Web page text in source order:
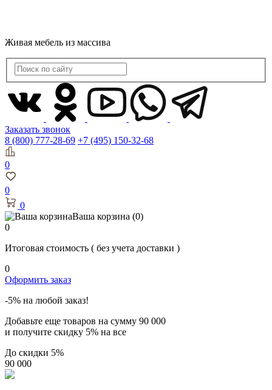
Живая мебель из массива
Заказать звонок
8 (800) 777-28-69 +7 (495) 150-32-68
0
0
0
Ваша корзина (0)
0
Итоговая стоимость ( без учета доставки )
0
Оформить заказ
-5% на любой заказ!
Добавьте еще товаров на сумму 90 000
и получите скидку 5% на все
До скидки 5%
90 000